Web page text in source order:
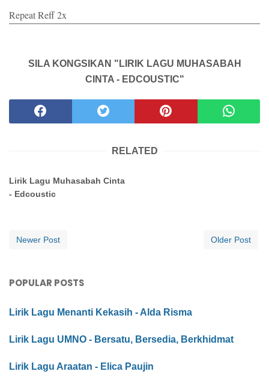
Repeat Reff 2x
SILA KONGSIKAN "LIRIK LAGU MUHASABAH
CINTA - EDCOUSTIC"
RELATED
Lirik Lagu Muhasabah Cinta
- Edcoustic
Newer Post Older Post
POPULAR POSTS
Lirik Lagu Menanti Kekasih - Alda Risma
Lirik Lagu UMNO - Bersatu, Bersedia, Berkhidmat
Lirik Lagu Araatan - Elica Paujin